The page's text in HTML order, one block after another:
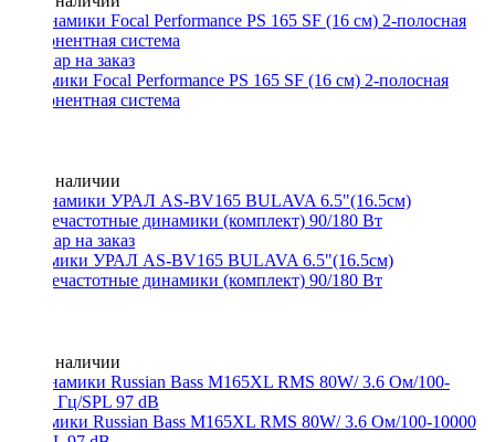
Динамики Focal Performance PS 165 SF (16 см) 2-полосная
компонентная система
Нет в наличии
Динамики УРАЛ AS-BV165 BULAVA 6.5"(16.5см)
среднечастотные динамики (комплект) 90/180 Вт
Нет в наличии
Динамики Russian Bass M165XL RMS 80W/ 3.6 Ом/100-10000